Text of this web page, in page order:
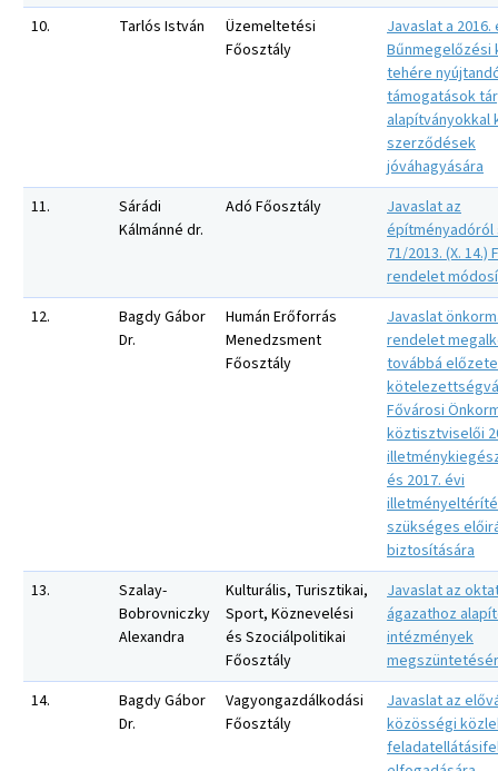
10. Tarlós István
Üzemeltetési
Főosztály
Javaslat a 2016.
Bűnmegelőzési
tehére
támogatások
alapítványokkal
szerződések
jóváhagyására
11.
Sárádi
Kálmánné dr.
Adó Főosztály
Javaslat az
építményadóról
71/2013. (X. 14.)
rendelet
12.
Bagdy Gábor
Dr.
Humán Erőforrás
Menedzsment
Főosztály
Javaslat
rendelet
továbbá
Fővárosi
köztisztviselői
és 2017. évi
szükséges
biztosítására
13.
Szalay-
Bobrovniczky
Alexandra
Kulturális, Turisztikai,
Sport, Köznevelési
és Szociálpolitikai
Főosztály
Javaslat az
ágazathoz
intézmények
14.
Bagdy Gábor
Dr.
Vagyongazdálkodási
Főosztály
Javaslat az
közösségi